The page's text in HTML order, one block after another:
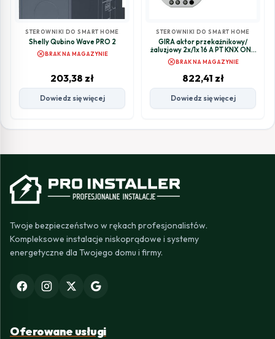
STEROWNIKI DO SMART HOME
Shelly Qubino Wave PRO 2
cancelBRAK NA MAGAZYNIE
203,38 zł
Dowiedz się więcej
STEROWNIKI DO SMART HOME
GIRA aktor przekaźnikowy/
żaluzjowy 2x/1x 16 A PT KNX ONE
cancelBRAK NA MAGAZYNIE
822,41 zł
Dowiedz się więcej
Twoje bezpieczeństwo w rękach profesjonalistów.
Kompleksowe instalacje niskoprądowe i systemy
energetyczne dla Twojego domu i firmy.
Oferowane usługi